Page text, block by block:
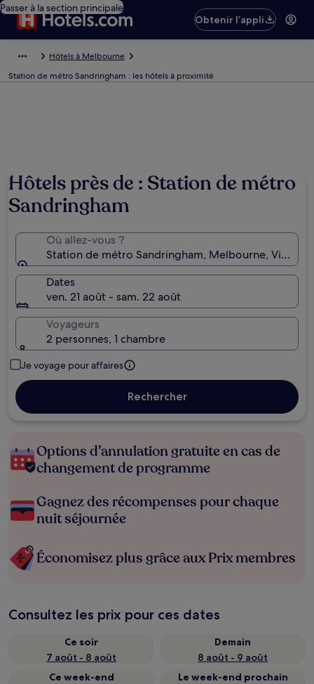
Passer à la section principale
Obtenir l’appli
Hôtels à Melbourne
Station de métro Sandringham : les hôtels à proximité
Hôtels près de : Station de métro
Sandringham
Où allez-vous ?
Station de métro Sandringham, Melbourne,
Dates
ven. 21 août - sam. 22 août
Voyageurs
2 personnes, 1 chambre
Je voyage pour affaires
Rechercher
Options d’annulation gratuite en cas de
changement de programme
Gagnez des récompenses pour chaque
nuit séjournée
Économisez plus grâce aux Prix membres
Consultez les prix pour ces dates
Ce soir
7 août - 8 août
Demain
8 août - 9 août
Ce week-end
Le week-end prochain